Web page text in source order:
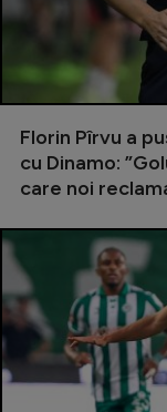
JO
JO
Florin Pîrvu a
cu Dinamo:
care noi